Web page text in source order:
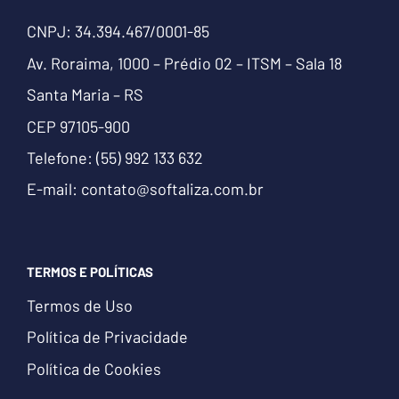
CNPJ: 34.394.467/0001-85
Av. Roraima, 1000 – Prédio 02 – ITSM – Sala 18
Santa Maria – RS
CEP 97105-900
Telefone: (55) 992 133 632
E-mail: contato@softaliza.com.br
TERMOS E POLÍTICAS
Termos de Uso
Política de Privacidade
Política de Cookies